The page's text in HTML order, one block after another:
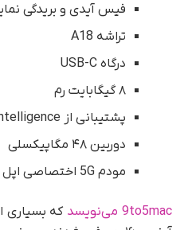
فیس آیدی و بریدگی
تراشه A18
درگاه USB-C
۸ گیگابایت رم
پشتیبانی از Apple Intelligence
دوربین ۴۸ مگاپیکسلی
مودم 5G اختصاصی اپل
9to5mac می‌نویسد
که بسیاری